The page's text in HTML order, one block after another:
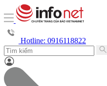
Hotline: 0916118822